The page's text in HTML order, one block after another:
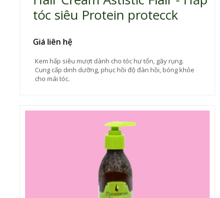
tóc siêu Protein protecck
Giá liên hệ
Kem hấp siêu mượt dành cho tóc hư tổn, gãy rụng.
Cung cấp dinh dưỡng, phục hồi độ đàn hồi, bóng khỏe
cho mái tóc.